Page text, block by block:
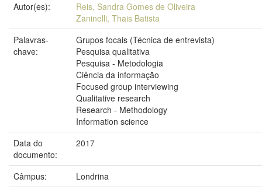
Autor(es):
Reis, Sandra Gomes de Oliveira
Zaninelli, Thais Batista
Palavras-
chave:
Grupos focais (Técnica de entrevista)
Pesquisa qualitativa
Pesquisa - Metodologia
Ciência da informação
Focused group interviewing
Qualitative research
Research - Methodology
Information science
Data do
documento:
2017
Câmpus:
Londrina